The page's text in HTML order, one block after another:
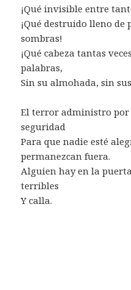
¡Qué invisible entre
¡Qué destruido lleno de
sombras!
¡Qué cabeza tantas
palabras,
Sin su almohada, sin
El terror administro
seguridad
Para que nadie esté
permanezcan fuera.
Alguien hay en la
terribles
Y calla.